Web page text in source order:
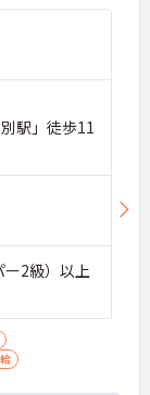
駅」徒歩11
2級）以上